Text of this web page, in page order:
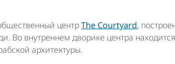
центрThe Courtyard,
Во внутреннем дворике центра
архитектуры.